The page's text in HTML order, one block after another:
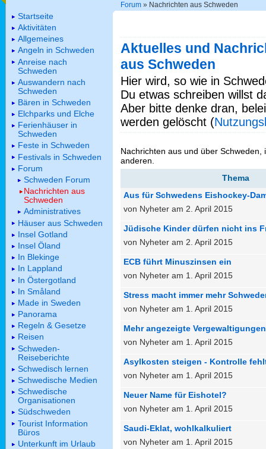
Forum » Nachrichten aus Schweden
Aktuelles und
aus Schweden
Hier wird, so wie in
Du etwas schreiben willst
Aber bitte denke dran,
werden gelöscht (
Nachrichten aus und über
anderen.
Thema
Aus für Schwedens Eishockey-
von Nyheter am 2. April 2015
Jüdische Kinder dürfen nicht ins
von Nyheter am 2. April 2015
ECB führt Minuszinsen ein
von Nyheter am 1. April 2015
Stress macht immer mehr
von Nyheter am 1. April 2015
Mehr angezeigte Vergewaltigungen
von Nyheter am 1. April 2015
Asylkosten steigen - Kontrolle
von Nyheter am 1. April 2015
Neuer Name für Eishotel?
von Nyheter am 1. April 2015
Saudi-Eklat, wohlkalkuliert
von Nyheter am 1. April 2015
Startseite
Aktivitäten
Allgemeines
Angeln in Schweden
Anreise nach
Schweden
Auswandern nach
Schweden
Bären in Schweden
Elchparks und Elche
Ferienhäuser in
Schweden
Feste in Schweden
Festivals in Schweden
Forum
Schweden Forum
Nachrichten aus
Schweden
Administratives
Häuser aus Schweden
Insel Gotland
Insel Öland
In Blekinge
In Lappland
In Östergotland
In Småland
Made in Sweden
Panorama
Regeln & Gesetze
Reisen
Schweden-
Reiseberichte
Schwedisch lernen
Schwedische Medien
Schwedische
Organisationen
Südschweden
Tourist Information
Büros
Unterkunft im Urlaub